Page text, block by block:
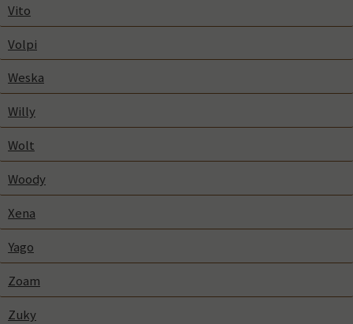
Vito
Volpi
Weska
Willy
Wolt
Woody
Xena
Yago
Zoam
Zuky